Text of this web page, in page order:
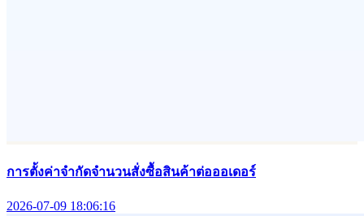
การตั้งค่าจำกัดจำนวนสั่งซื้อสินค้าต่อออเดอร์
2026-07-09 18:06:16